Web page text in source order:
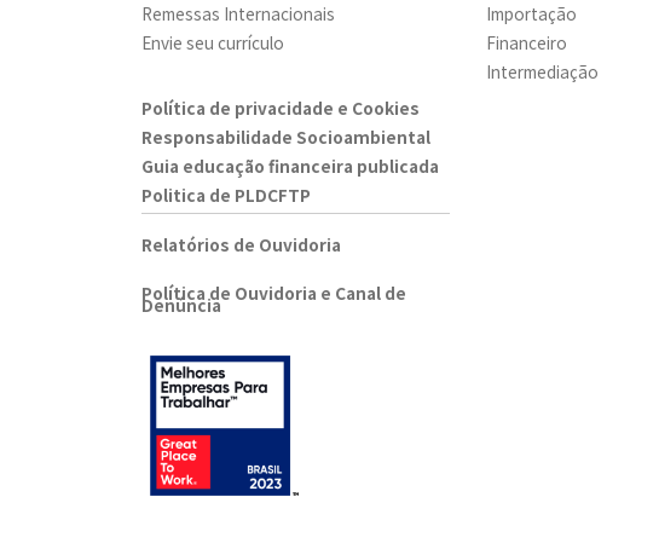
Remessas Internacionais
Envie seu currículo
Importação
Financeiro
Intermediação
Política de privacidade e Cookies
Responsabilidade Socioambiental
Guia educação financeira publicada
Politica de PLDCFTP
Relatórios de Ouvidoria
Política de Ouvidoria e Canal de
Denúncia